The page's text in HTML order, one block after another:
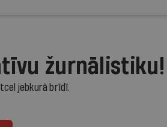
žurnālistiku!
jebkurā brīdī.